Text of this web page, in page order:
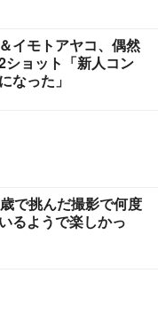
イモトアヤコ、偶然
ョット「新人コン
なった」
で挑んだ撮影で何度
るようで楽しかっ